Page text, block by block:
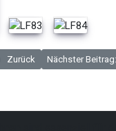
Zurück Nächster